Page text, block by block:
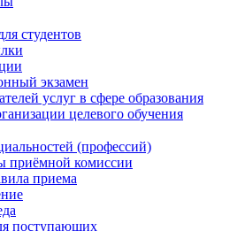
студентов
экзамен
услуг в сфере образования
целевого обучения
(профессий)
приёмной комиссии
приема
поступающих